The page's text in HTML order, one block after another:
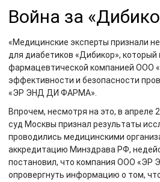
Война за
«Медицинские эксперты признали
для диабетиков «Дибикор», который
фармацевтической компанией ООО
эффективности и безопасности
«ЭР ЭНД ДИ ФАРМА».
Впрочем, несмотря на это, в апреле
суд Москвы признал результаты
проводились медицинскими
аккредитацию Минздрава РФ,
постановил, что компания ООО
опровергнуть информацию о том,